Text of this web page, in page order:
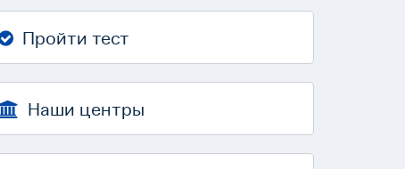
Пройти тест
Наши центры